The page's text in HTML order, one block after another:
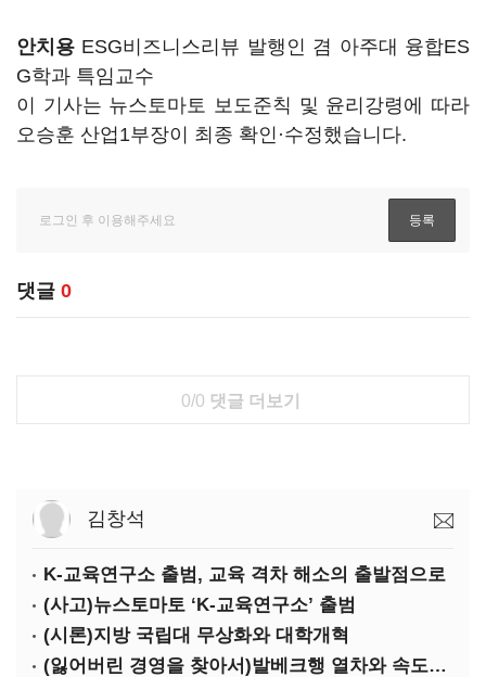
안치용 ESG비즈니스리뷰 발행인 겸 아주대 융합ES
G학과 특임교수
이 기사는 뉴스토마토 보도준칙 및 윤리강령에 따라
오승훈 산업1부장이 최종 확인·수정했습니다.
댓글 0
0/0 댓글 더보기
김창석
K-교육연구소 출범, 교육 격차 해소의 출발점으로
(사고)뉴스토마토 ‘K-교육연구소’ 출범
(시론)지방 국립대 무상화와 대학개혁
(잃어버린 경영을 찾아서)발베크행 열차와 속도의 환상: 디지털 전환과 물류 혁신의 포용적 노동 전략